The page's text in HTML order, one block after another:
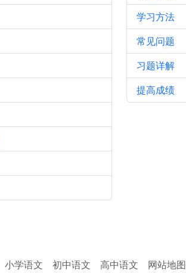
学习方法
常见问题
习题详解
提高成绩
小学语文 初中语文 高中语文 网站地图